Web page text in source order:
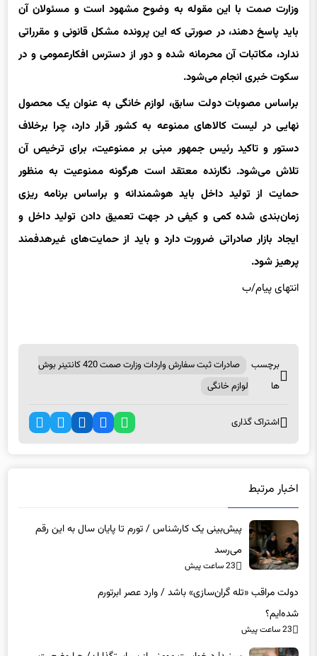
وزارت صمت با این مقوله به وضوح مشهود است و مسئولان آن
باید پاسخ دهند، در صورتی که این پرونده مشکل قانونی و مقرراتی
ندارد، مکاتبات آن محرمانه شده و دور از دسترس افکارعمومی و در
سکوت خبری انجام می‌شود.
براساس مصوبات دولت سابق،‌ لوازم خانگی به عنوان یک محصول
نهایی در لیست کالاهای ممنوعه به کشور قرار دارد، چرا برخلاف
دستور و تاکید رئیس جمهور مبنی بر ممنوعیت، برای ترخیص آن
تلاش می‌شود. نگارنده معتقد است هرگونه ممنوعیت به منظور
حمایت از تولید داخل باید هوشمندانه و براساس برنامه ریزی
زمان‌بندی شده کمی و کیفی در جهت تعمیق دادن تولید داخل و
ایجاد بازار صادراتی ضرورت دارد و باید از حمایت‌های غیرهدفمند
پرهیز شود.
انتهای پیام/ب
برچسب
ها
صادرات ثبت سفارش واردات وزارت صمت 420 کانتینر بوش
لوازم خانگی
اشتراک گذاری
اخبار مرتبط
پیش‌بینی یک کارشناس / تورم تا پایان سال به این رقم
می‌رسد
23 ساعت پیش
دولت مراقب «تله گران‌سازی» باشد / وارد عصر ابرتورم
شده‌ایم؟
23 ساعت پیش